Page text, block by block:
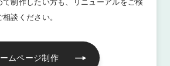
制作したい方も、リニューアルをご検
談ください。
ムページ制作